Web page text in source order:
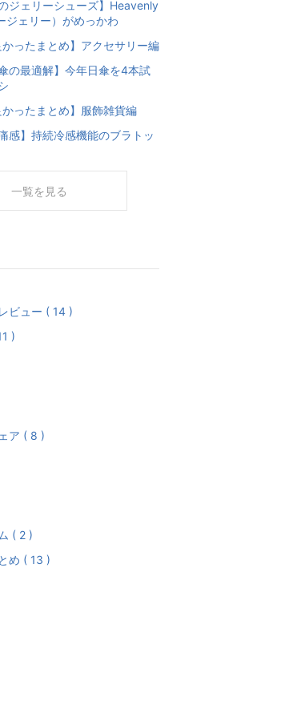
ジェリーシューズ】Heavenly
ジェリー）がめっかわ
かったまとめ】アクセサリー編
の最適解】今年日傘を4本試
かったまとめ】服飾雑貨編
感】持続冷感機能のブラトッ
一覧を見る
ビュー ( 14 )
)
ア ( 8 )
( 2 )
め ( 13 )